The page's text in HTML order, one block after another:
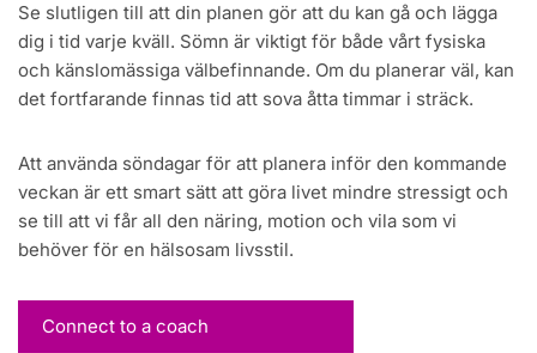
Se slutligen till att din planen gör att du kan gå och lägga
dig i tid varje kväll. Sömn är viktigt för både vårt fysiska
och känslomässiga välbefinnande. Om du planerar väl, kan
det fortfarande finnas tid att sova åtta timmar i sträck.
Att använda söndagar för att planera inför den kommande
veckan är ett smart sätt att göra livet mindre stressigt och
se till att vi får all den näring, motion och vila som vi
behöver för en hälsosam livsstil.
Connect to a coach